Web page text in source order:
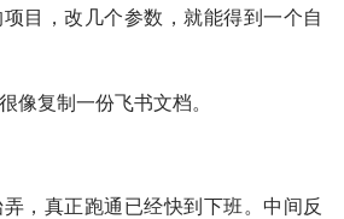
目，改几个参数，就能得到一个自
像复制一份飞书文档。
，真正跑通已经快到下班。中间反